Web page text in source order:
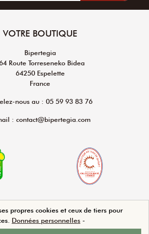
VOTRE BOUTIQUE
Bipertegia
Route Torreseneko Bidea
64250 Espelette
France
nous au : 05 59 93 83 76
: contact@bipertegia.com
propres cookies et ceux de tiers pour
Données personnelles -